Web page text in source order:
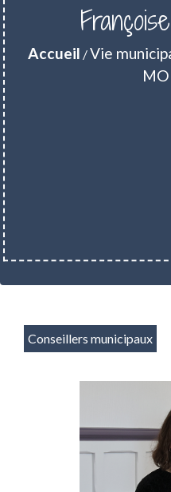
Accueil /Vie
Conseillers municipaux